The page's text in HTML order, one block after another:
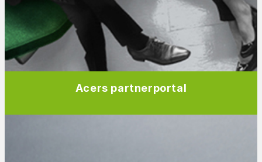
Acers partnerportal